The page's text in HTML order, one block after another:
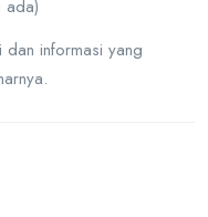
ada)
dan informasi yang